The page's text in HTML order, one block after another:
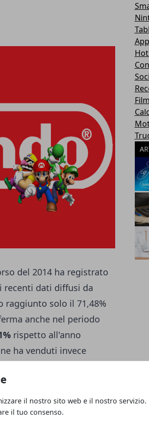
il nostro sito web e il nostro servizio.
il tuo consenso.
del 2014 ha registrato
recenti dati diffusi da
raggiunto solo il 71,48%
anche nel periodo
rispetto all'anno
ha venduti invece
aWii Uche
sono stati i